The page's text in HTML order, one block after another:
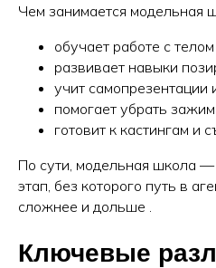
Чем занимается модельная
обучает работе с
развивает навыки
учит самопрезентации
помогает убрать
готовит к кастингам и
По сути, модельная школа —
этап, без которого путь в
сложнее и дольше .
Ключевые